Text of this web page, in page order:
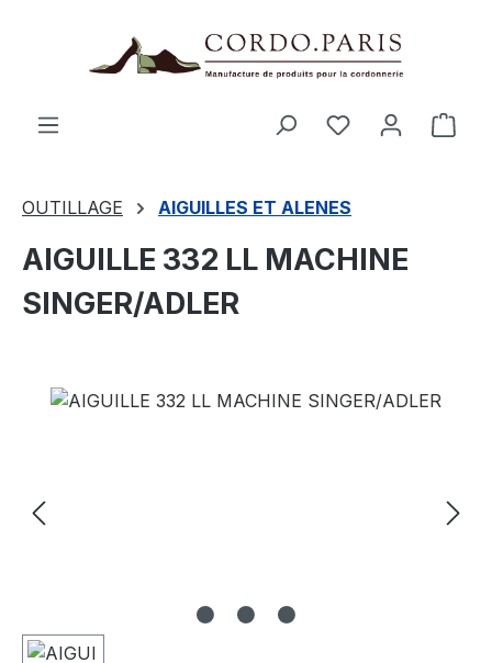
Le
OUTILLAGE AIGUILLES ET ALENES
AIGUILLE 332 LL MACHINE
SINGER/ADLER
Ignorer la galerie d'images